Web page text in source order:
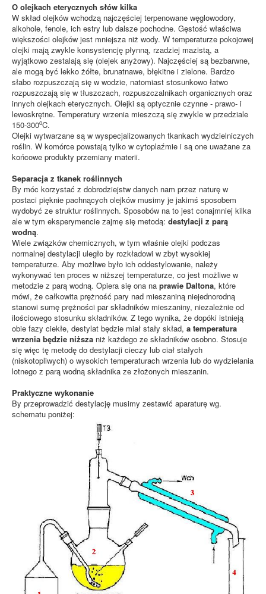
O olejkach eterycznych słów kilka
W skład olejków wchodzą najczęściej terpenowane węglowodory,
alkohole, fenole, ich estry lub dalsze pochodne. Gęstość właściwa
większości olejków jest mniejsza niż wody. W temperaturze pokojowej
olejki mają zwykle konsystencję płynną, rzadziej mazistą, a
wyjątkowo zestalają się (olejek anyżowy). Najczęściej są bezbarwne,
ale mogą być lekko żółte, brunatnawe, błękitne i zielone. Bardzo
słabo rozpuszczają się w wodzie, natomiast stosunkowo łatwo
rozpuszczają się w tłuszczach, rozpuszczalnikach organicznych oraz
innych olejkach eterycznych. Olejki są optycznie czynne - prawo- i
lewoskrętne. Temperatury wrzenia mieszczą się zwykle w przedziale
150-300oC.
Olejki wytwarzane są w wyspecjalizowanych tkankach wydzielniczych
roślin. W komórce powstają tylko w cytoplaźmie i są one uważane za
końcowe produkty przemiany materii.
Separacja z tkanek roślinnych
By móc korzystać z dobrodziejstw danych nam przez naturę w
postaci pięknie pachnących olejków musimy je jakimś sposobem
wydobyć ze struktur roślinnych. Sposobów na to jest conajmniej kilka
ale w tym eksperymencie zajmę się metodą: destylacji z parą
wodną.
Wiele związków chemicznych, w tym właśnie olejki podczas
normalnej destylacji uległo by rozkładowi w zbyt wysokiej
temperaturze. Aby możliwe było ich oddestylowanie, należy
wykonywać ten proces w niższej temperaturze, co jest możliwe w
metodzie z parą wodną. Opiera się ona na prawie Daltona, które
mówi, że całkowita prężność pary nad mieszaniną niejednorodną
stanowi sumę prężności par składników mieszaniny, niezależnie od
ilościowego stosunku składników. Z tego wynika, że dopóki istnieją
obie fazy ciekłe, destylat będzie miał stały skład, a temperatura
wrzenia będzie niższa niż każdego ze składników osobno. Stosuje
się więc tę metodę do destylacji cieczy lub ciał stałych
(niskotopliwych) o wysokich temperaturach wrzenia lub do wydzielania
lotnego z parą wodną składnika ze złożonych mieszanin.
Praktyczne wykonanie
By przeprowadzić destylację musimy zestawić aparaturę wg.
schematu poniżej: